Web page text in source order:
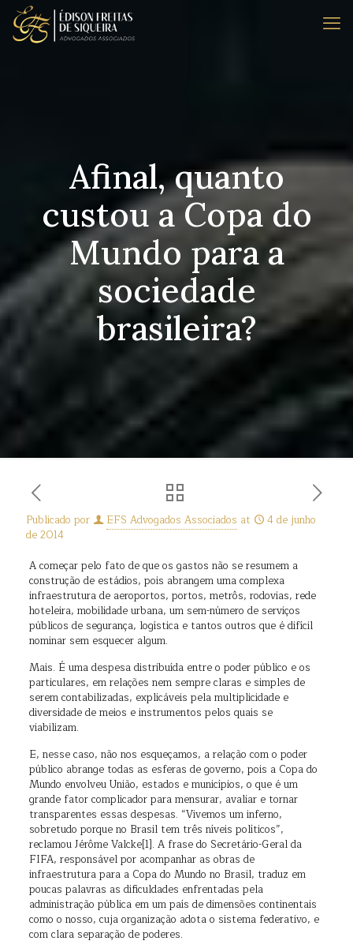
Afinal, quanto
custou a Copa do
Mundo para a
sociedade
brasileira?
Publicado por EFS Advogados Associados at
4 de junho
de 2014
A começar pelo fato de que os gastos não se resumem a
construção de estádios, pois abrangem uma complexa
infraestrutura de aeroportos, portos, metrôs, rodovias, rede
hoteleira, mobilidade urbana, um sem-número de serviços
públicos de segurança, logística e tantos outros que é difícil
nominar sem esquecer algum.
Mais. É uma despesa distribuída entre o poder público e os
particulares, em relações nem sempre claras e simples de
serem contabilizadas, explicáveis pela multiplicidade e
diversidade de meios e instrumentos pelos quais se
viabilizam.
E, nesse caso, não nos esqueçamos, a relação com o poder
público abrange todas as esferas de governo, pois a Copa do
Mundo envolveu União, estados e municípios, o que é um
grande fator complicador para mensurar, avaliar e tornar
transparentes essas despesas. “Vivemos um inferno,
sobretudo porque no Brasil tem três níveis políticos”,
reclamou Jérôme Valcke[1]. A frase do Secretário-Geral da
FIFA, responsável por acompanhar as obras de
infraestrutura para a Copa do Mundo no Brasil, traduz em
poucas palavras as dificuldades enfrentadas pela
administração pública em um país de dimensões continentais
como o nosso, cuja organização adota o sistema federativo, e
com clara separação de poderes.